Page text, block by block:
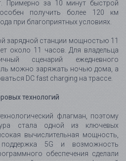
вычислительная мощность,
5G и возможность
обеспечения сделали
и connected services.
обладает значительно более
данных по сравнению с
Это важно не только для
через обновления
BMW Operating System 8 сделал
более естественным.
Intelligent Personal Assistant, BMW